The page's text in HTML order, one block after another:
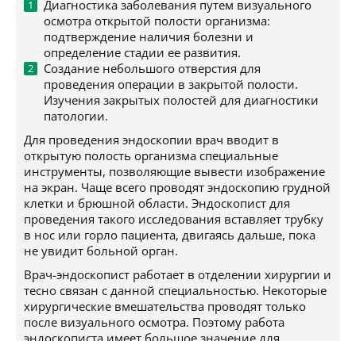
Диагностика заболевания путем визуального
осмотра открытой полости организма:
подтверждение наличия болезни и
определение стадии ее развития.
Создание небольшого отверстия для
проведения операции в закрытой полости.
Изучения закрытых полостей для диагностики
патологии.
Для проведения эндоскопии врач вводит в
открытую полость организма специальные
инструменты, позволяющие вывести изображение
на экран. Чаще всего проводят эндоскопию грудной
клетки и брюшной области. Эндоскопист для
проведения такого исследования вставляет трубку
в нос или горло пациента, двигаясь дальше, пока
не увидит больной орган.
Врач-эндоскопист работает в отделении хирургии и
тесно связан с данной специальностью. Некоторые
хирургические вмешательства проводят только
после визуального осмотра. Поэтому работа
эндоскописта имеет большое значение для